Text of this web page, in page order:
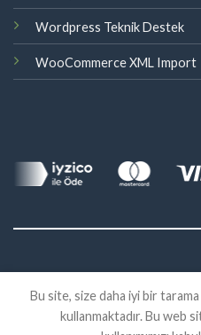
Wordpress Teknik Destek
WooCommerce XML Import
2026
İADE SATIŞ
Bu site, size daha iyi bir
kullanmaktadır. Bu web